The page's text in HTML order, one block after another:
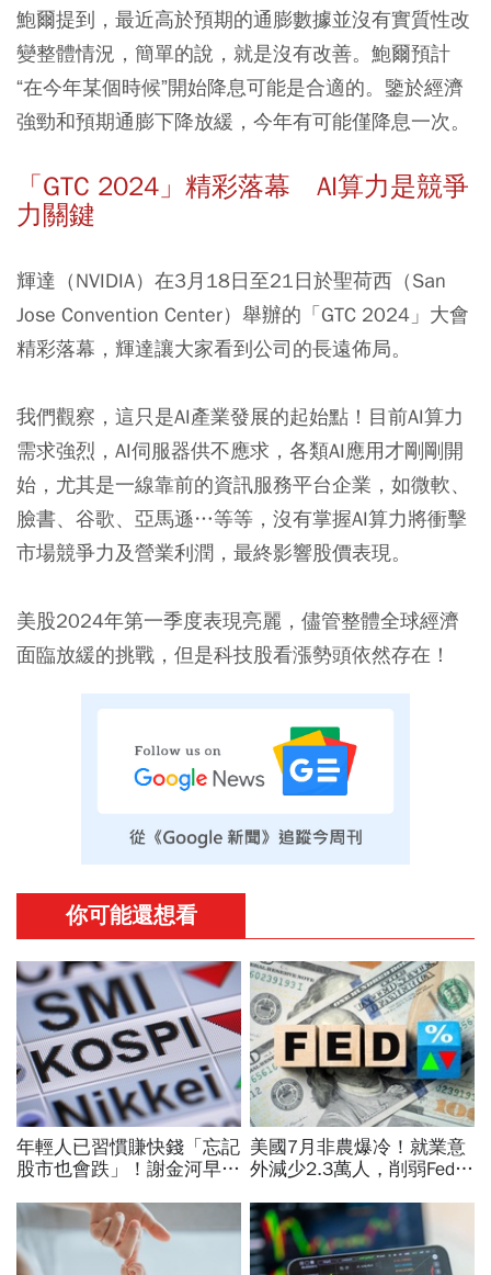
鮑爾提到，最近高於預期的通膨數據並沒有實質性改
變整體情況，簡單的說，就是沒有改善。鮑爾預計
“在今年某個時候”開始降息可能是合適的。鑒於經濟
強勁和預期通膨下降放緩，今年有可能僅降息一次。
「GTC 2024」精彩落幕 AI算力是競爭
力關鍵
輝達（NVIDIA）在3月18日至21日於聖荷西（San
Jose Convention Center）舉辦的「GTC 2024」大會
精彩落幕，輝達讓大家看到公司的長遠佈局。
我們觀察，這只是AI產業發展的起始點！目前AI算力
需求強烈，AI伺服器供不應求，各類AI應用才剛剛開
始，尤其是一線靠前的資訊服務平台企業，如微軟、
臉書、谷歌、亞馬遜…等等，沒有掌握AI算力將衝擊
市場競爭力及營業利潤，最終影響股價表現。
美股2024年第一季度表現亮麗，儘管整體全球經濟
面臨放緩的挑戰，但是科技股看漲勢頭依然存在！